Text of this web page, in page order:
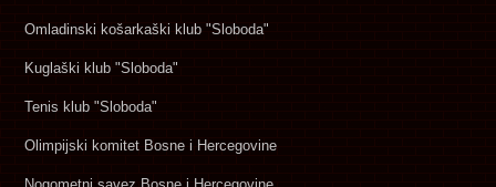
Omladinski košarkaški klub "Sloboda"
Kuglaški klub "Sloboda"
Tenis klub "Sloboda"
Olimpijski komitet Bosne i Hercegovine